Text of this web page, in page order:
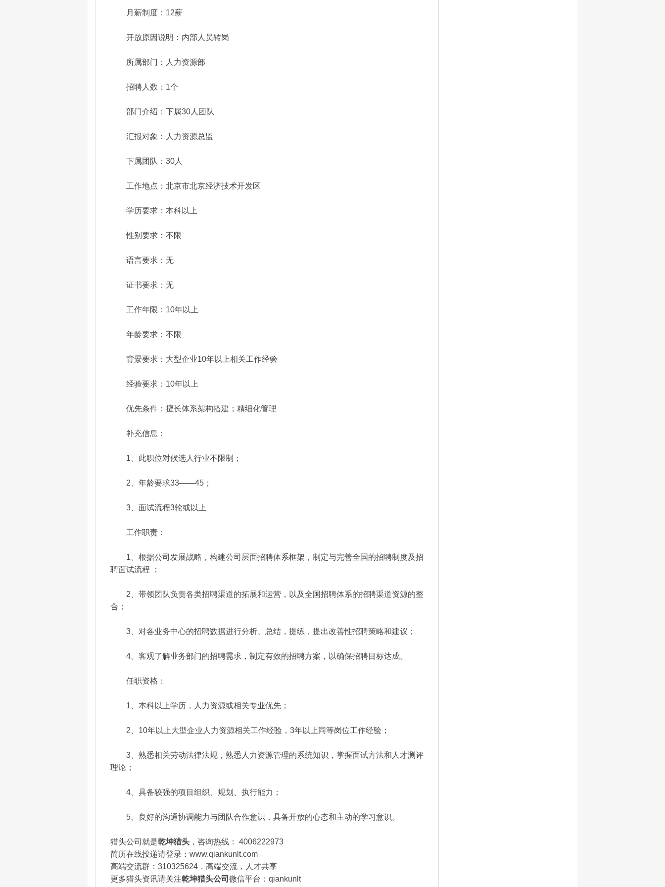
月薪制度：12薪
开放原因说明：内部人员转岗
所属部门：人力资源部
招聘人数：1个
部门介绍：下属30人团队
汇报对象：人力资源总监
下属团队：30人
工作地点：北京市北京经济技术开发区
学历要求：本科以上
性别要求：不限
语言要求：无
证书要求：无
工作年限：10年以上
年龄要求：不限
背景要求：大型企业10年以上相关工作经验
经验要求：10年以上
优先条件：擅长体系架构搭建；精细化管理
补充信息：
1、此职位对候选人行业不限制；
2、年龄要求33——45；
3、面试流程3轮或以上
工作职责：
1、根据公司发展战略，构建公司层面招聘体系框架，制定与完善全国的招聘制度及招
聘面试流程 ；
2、带领团队负责各类招聘渠道的拓展和运营，以及全国招聘体系的招聘渠道资源的整
合；
3、对各业务中心的招聘数据进行分析、总结，提练，提出改善性招聘策略和建议；
4、客观了解业务部门的招聘需求，制定有效的招聘方案，以确保招聘目标达成。
任职资格：
1、本科以上学历，人力资源或相关专业优先；
2、10年以上大型企业人力资源相关工作经验，3年以上同等岗位工作经验；
3、熟悉相关劳动法律法规，熟悉人力资源管理的系统知识，掌握面试方法和人才测评
理论；
4、具备较强的项目组织、规划、执行能力；
5、良好的沟通协调能力与团队合作意识，具备开放的心态和主动的学习意识。
猎头公司就是乾坤猎头 ，咨询热线： 4006222973
简历在线投递请登录：www.qiankunlt.com
高端交流群：310325624，高端交流，人才共享
更多猎头资讯请关注乾坤猎头公司 微信平台：qiankunlt